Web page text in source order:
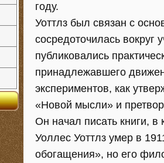
году.
Уоттлз был связан с
сосредоточилась вокруг
публиковались
принадлежавшего
экспериментов, как
«Новой мысли» и
Он начал писать книги, в
Уоллес Уоттлз умер в
обогащения», но его